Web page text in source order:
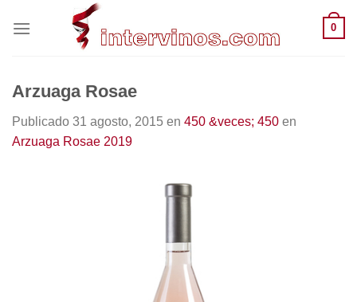
0
Arzuaga Rosae
Publicado 31 agosto, 2015 en 450 &veces; 450 en
Arzuaga Rosae 2019